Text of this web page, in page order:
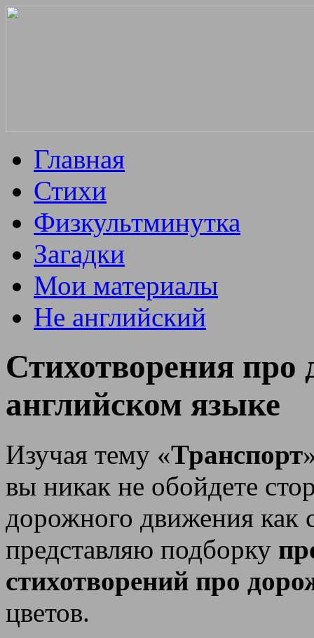
Главная
Стихи
Физкультминутка
Загадки
Мои материалы
Не английский
Стихотворения
английском языке
Изучая тему «Транспорт
вы никак не обойдете
дорожного движения как
представляю подборку
стихотворений про
цветов.